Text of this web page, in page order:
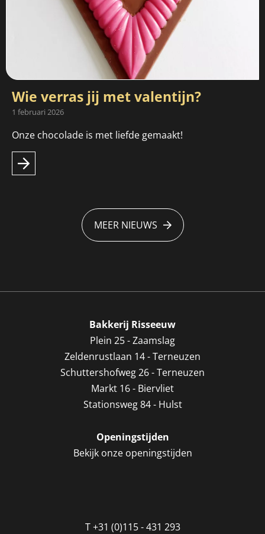
Wie verras jij met valentijn?
1 februari 2026
Onze chocolade is met liefde gemaakt!
MEER NIEUWS
Bakkerij Risseeuw
Plein 25 - Zaamslag
Zeldenrustlaan 14 - Terneuzen
Schuttershofweg 26 - Terneuzen
Markt 16 - Biervliet
Stationsweg 84 - Hulst
Openingstijden
Bekijk onze openingstijden
T+31 (0)115 - 431 293